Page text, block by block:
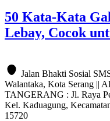
50 Kata-Kata
Lebay, Cocok
Jalan Bhakti Sosial
Walantaka, Kota Serang
TANGERANG : Jl. Raya
Kel. Kaduagung,
15720